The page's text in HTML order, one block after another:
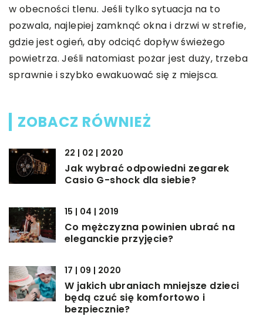
w obecności tlenu. Jeśli tylko sytuacja na to
pozwala, najlepiej zamknąć okna i drzwi w strefie,
gdzie jest ogień, aby odciąć dopływ świeżego
powietrza. Jeśli natomiast pożar jest duży, trzeba
sprawnie i szybko ewakuować się z miejsca.
ZOBACZ RÓWNIEŻ
22 | 02 | 2020
Jak wybrać odpowiedni zegarek
Casio G-shock dla siebie?
15 | 04 | 2019
Co mężczyzna powinien ubrać na
eleganckie przyjęcie?
17 | 09 | 2020
W jakich ubraniach mniejsze dzieci
będą czuć się komfortowo i
bezpiecznie?